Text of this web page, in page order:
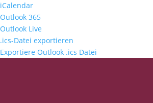
iCalendar
Outlook 365
Outlook Live
.ics-Datei exportieren
Exportiere Outlook .ics Datei